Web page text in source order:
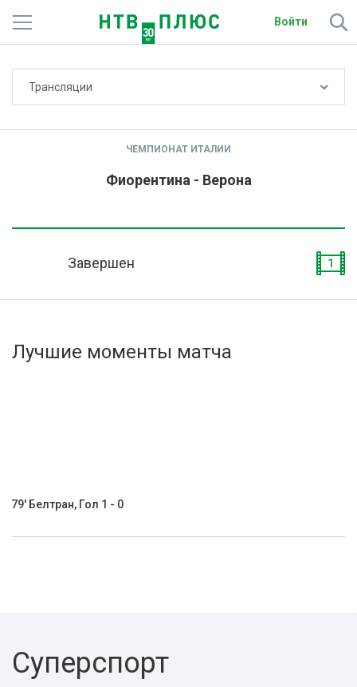
Войти
Активировать промокод
Трансляции
ЧЕМПИОНАТ ИТАЛИИ
Фиорентина - Верона
Завершен 1
Лучшие моменты матча
79' Белтран, Гол 1 - 0
Суперспорт